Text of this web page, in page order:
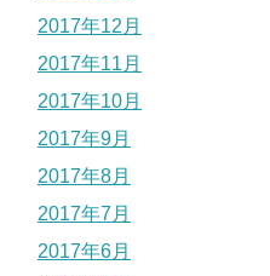
2017年12月
2017年11月
2017年10月
2017年9月
2017年8月
2017年7月
2017年6月